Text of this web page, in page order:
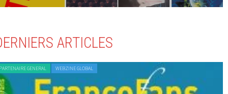
ARTICLES
GENERAL WEBZINE GLOBAL